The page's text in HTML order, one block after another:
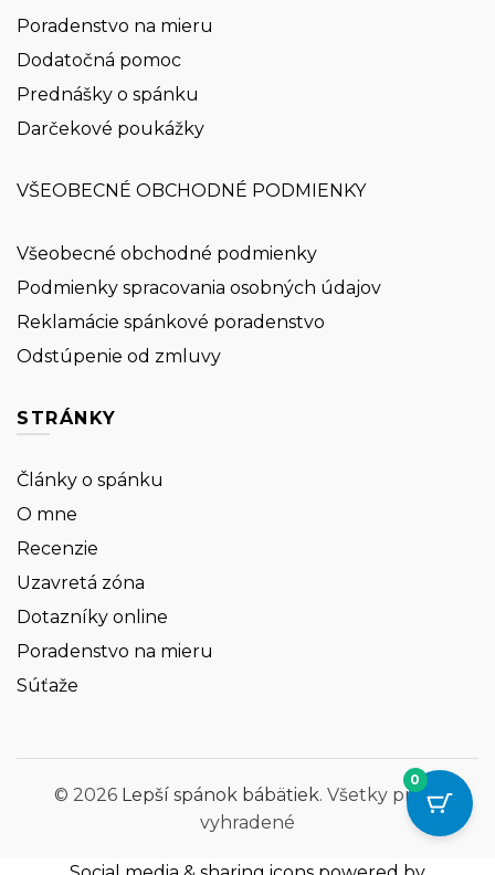
Poradenstvo na mieru
Dodatočná pomoc
Prednášky o spánku
Darčekové poukážky
VŠEOBECNÉ OBCHODNÉ PODMIENKY
Všeobecné obchodné podmienky
Podmienky spracovania osobných údajov
Reklamácie spánkové poradenstvo
Odstúpenie od zmluvy
STRÁNKY
Články o spánku
O mne
Recenzie
Uzavretá zóna
Dotazníky online
Poradenstvo na mieru
Súťaže
© 2026 Lepší spánok bábätiek. Všetky práva
vyhradené
0